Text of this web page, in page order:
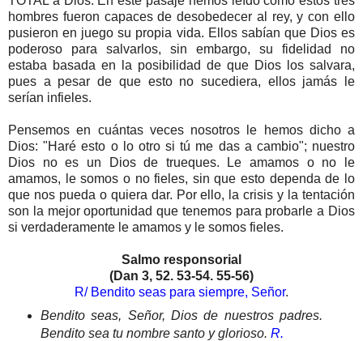
hombres fueron capaces de desobedecer al rey, y con ello
pusieron en juego su propia vida. Ellos sabían que Dios es
poderoso para salvarlos, sin embargo, su fidelidad no
estaba basada en la posibilidad de que Dios los salvara,
pues a pesar de que esto no sucediera, ellos jamás le
serían infieles.
Pensemos en cuántas veces nosotros le hemos dicho a
Dios: "Haré esto o lo otro si tú me das a cambio"; nuestro
Dios no es un Dios de trueques. Le amamos o no le
amamos, le somos o no fieles, sin que esto dependa de lo
que nos pueda o quiera dar. Por ello, la crisis y la tentación
son la mejor oportunidad que tenemos para probarle a Dios
si verdaderamente le amamos y le somos fieles.
Salmo responsorial
(Dan 3, 52. 53-54. 55-56)
R/ Bendito seas para siempre, Señor.
Bendito seas, Señor, Dios de nuestros padres.
Bendito sea tu nombre santo y glorioso. R.